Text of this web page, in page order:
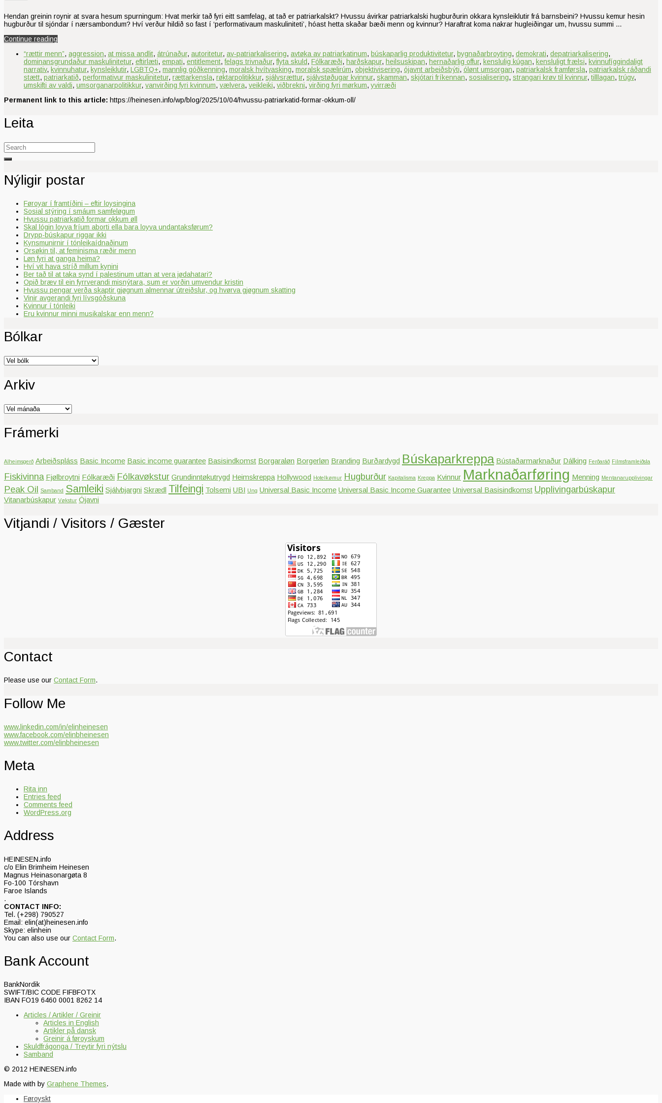
Hendan greinin roynir at svara hesum spurningum: Hvat merkir tað fyri eitt samfelag, at tað er patriarkalskt? Hvussu ávirkar patriarkalski hugburðurin okkara kynsleiklutir frá barnsbeini? Hvussu kemur hesin
hugburður til sjóndar í nærsambondum? Hví verður hildið so fast í ‘performativaum maskuliniteti’, hóast hetta skaðar bæði menn og kvinnur? Haraftrat koma nakrar hugleiðingar um, hvussu summi …
Continue reading
“rættir menn”, aggression, at missa andlit, átrúnaður, autoritetur, av‑patriarkalisering, avtøka av patriarkatinum, búskaparlig produktivitetur, bygnaðarbroyting, demokrati, depatriarkalisering,
dominansgrundaður maskulinitetur, eftirlæti, empati, entitlement,felags trivnaður,flyta skuld, Fólkaræði, harðskapur, heilsuskipan, hernaðarlig offur, kenslulig kúgan, kensluligt frælsi, kvinnufíggindaligt
narrativ, kvinnuhatur, kynsleiklutir, LGBTQ+, mannlig góðkenning, moralsk hvítvasking, moralsk spælirúm, objektivisering, ójavnt arbeiðsbýti, ólønt umsorgan, patriarkalsk framførsla, patriarkalsk ráðandi
stætt, patriarkatið, performativur maskulinitetur, rættarkensla, røktarpolitikkur, sjálvsrættur, sjálvstøðugar kvinnur, skamman, skjótari fríkennan, sosialisering, strangari krøv til kvinnur, tilllagan, trúgv,
umskifti av valdi, umsorganarpolitikkur, vanvirðing fyri kvinnum, vælvera, veikleiki, viðbrekni, virðing fyri mørkum,yvirræði
Permanent link to this article: https://heinesen.info/wp/blog/2025/10/04/hvussu-patriarkatid-formar-okkum-oll/
Leita
Search
for:
Nýligir postar
Føroyar í framtíðini – eftir loysingina
Sosial stýring í smáum samfeløgum
Hvussu patriarkatið formar okkum øll
Skal lógin loyva fríum aborti ella bara loyva undantaksførum?
Drypp-búskapur riggar ikki
Kynsmunirnir í tónleikaídnaðinum
Orsøkin til, at feminisma ræðir menn
Løn fyri at ganga heima?
Hví vit hava stríð millum kynini
Ber tað til at taka synd í palestinum uttan at vera jødahatari?
Opið bræv til ein fyrrverandi misnýtara, sum er vorðin umvendur kristin
Hvussu pengar verða skaptir gjøgnum almennar útreiðslur, og hvørva gjøgnum skatting
Vinir avgerandi fyri lívsgóðskuna
Kvinnur í tónleiki
Eru kvinnur minni musikalskar enn menn?
Bólkar
Bólkar
Arkiv
Arkiv
Frámerki
Alheimsgerð Arbeiðspláss Basic Income Basic income guarantee Basisindkomst Borgaraløn Borgerløn Branding Burðardygd Búskaparkreppa Bústaðarmarknaður Dálking Ferðaráð Filmsframleiðsla
Fiskivinna Fjølbroytni Fólkaræði Fólkavøkstur Grundinntøkutrygd Heimskreppa Hollywood Hotelkømur Hugburður Kapitalisma Kreppa Kvinnur Marknaðarføring Menning Mentanarupplivingar
Peak Oil Samband Samleiki Sjálvbjargni Skrædl Tilfeingi Tolsemi UBI Ung Universal Basic Income Universal Basic Income Guarantee Universal Basisindkomst Upplivingarbúskapur
Vitanarbúskapur Vøkstur Ójavni
Vitjandi / Visitors / Gæster
Contact
Please use our Contact Form.
Follow Me
www.linkedin.com/in/elinheinesen
www.facebook.com/elinbheinesen
www.twitter.com/elinbheinesen
Meta
Rita inn
Entries feed
Comments feed
WordPress.org
Address
HEINESEN.info
c/o Elin Brimheim Heinesen
Magnus Heinasonargøta 8
Fo-100 Tórshavn
Faroe Islands
.
CONTACT INFO:
Tel. (+298) 790527
Email: elin(at)heinesen.info
Skype: elinhein
You can also use our Contact Form.
Bank Account
BankNordik
SWIFT/BIC CODE FIFBFOTX
IBAN FO19 6460 0001 8262 14
Articles / Artikler / Greinir
Articles in English
Artikler på dansk
Greinir á føroyskum
Skuldfrágonga / Treytir fyri nýtslu
Samband
© 2012 HEINESEN.info
Made with by Graphene Themes.
Føroyskt